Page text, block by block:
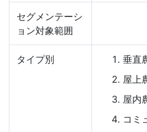
セグメンテーシ
ョン対象範囲
タイプ別
垂直
屋上
屋内
コミ